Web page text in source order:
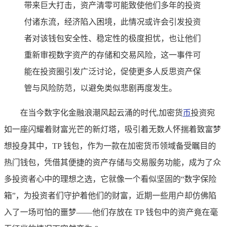
带来巨大打击，资产清零可能致使他们多年的投资
付诸东流，经济陷入困境，此情况或许会引发投资
者对该钱包安全性、稳定性的极度担忧，也让他们
重新审视数字资产的存储和交易风险，这一事件可
能在投资圈引发广泛讨论，促使更多人反思资产保
管与风险防范，以避免类似悲剧再度发生。
在当今数字化金融浪潮风起云涌的时代,加密货币投资宛
如一座闪耀着财富光芒的新灯塔，吸引着无数人怀揣着致富梦
想投身其中，TP 钱包，作为一款在加密货币领域备受瞩目的
热门钱包，凭借其便捷的资产存储与交易服务功能，成为了众
多投资者心中的理想之选，它就像一个看似坚固的“数字保险
箱”，为投资者们守护着他们的财富，近期一些用户却仿佛陷
入了一场可怕的噩梦——他们存放在 TP 钱包中的资产竟在毫